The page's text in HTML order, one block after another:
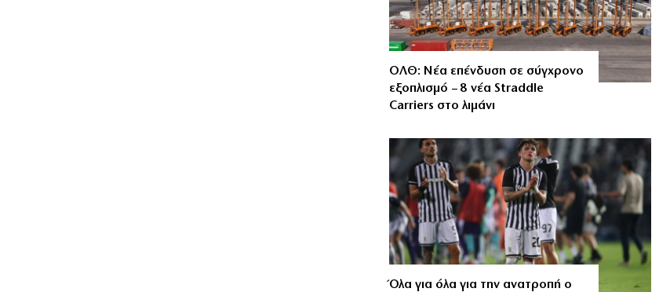
ΟΛΘ: Νέα επένδυση σε σύγχρονο
εξοπλισμό – 8 νέα Straddle
Carriers στο λιμάνι
Όλα για όλα για την ανατροπή ο